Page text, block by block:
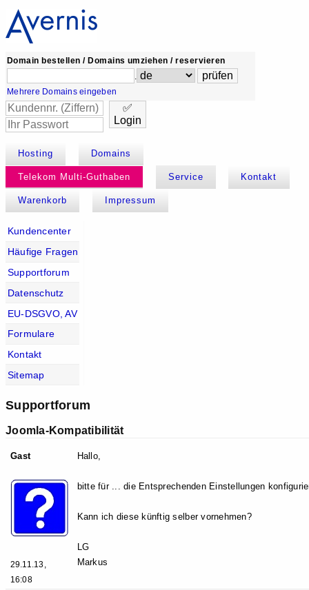
Domain bestellen / Domains umziehen / reservieren
.
Mehrere Domains eingeben
✅
Login
Hosting Domains
Telekom Multi-Guthaben Service Kontakt
Warenkorb Impressum
Kundencenter
Häufige Fragen
Supportforum
Datenschutz
EU-DSGVO, AV
Formulare
Kontakt
Sitemap
Supportforum
Joomla-Kompatibilität
Gast
29.11.13,
16:08
Hallo,
bitte für ... die Entsprechenden Einstellungen
Kann ich diese künftig selber vornehmen?
LG
Markus